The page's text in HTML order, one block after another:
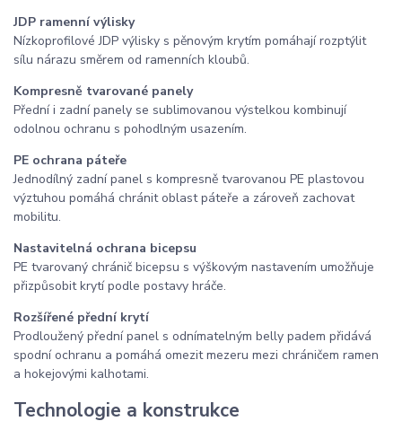
JDP ramenní výlisky
Nízkoprofilové JDP výlisky s pěnovým krytím pomáhají rozptýlit
sílu nárazu směrem od ramenních kloubů.
Kompresně tvarované panely
Přední i zadní panely se sublimovanou výstelkou kombinují
odolnou ochranu s pohodlným usazením.
PE ochrana páteře
Jednodílný zadní panel s kompresně tvarovanou PE plastovou
výztuhou pomáhá chránit oblast páteře a zároveň zachovat
mobilitu.
Nastavitelná ochrana bicepsu
PE tvarovaný chránič bicepsu s výškovým nastavením umožňuje
přizpůsobit krytí podle postavy hráče.
Rozšířené přední krytí
Prodloužený přední panel s odnímatelným belly padem přidává
spodní ochranu a pomáhá omezit mezeru mezi chráničem ramen
a hokejovými kalhotami.
Technologie a konstrukce